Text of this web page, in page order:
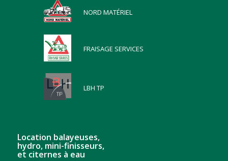
NORD MATÉRIEL
FRAISAGE SERVICES
LBH TP
Location balayeuses,
hydro, mini-finisseurs,
et citernes à eau